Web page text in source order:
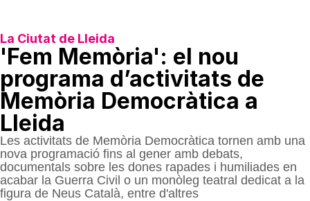
La Ciutat de Lleida
'Fem Memòria': el nou
programa d’activitats de
Memòria Democràtica a
Lleida
Les activitats de Memòria Democràtica tornen amb una
nova programació fins al gener amb debats,
documentals sobre les dones rapades i humiliades en
acabar la Guerra Civil o un monòleg teatral dedicat a la
figura de Neus Català, entre d'altres